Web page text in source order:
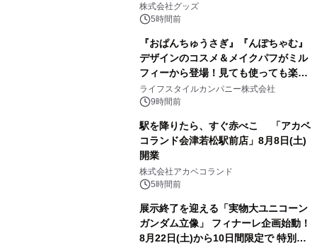
株式会社グッズ
5時間前
『おぱんちゅうさぎ』『んぽちゃむ』
デザインのコスメ＆メイクパフがミル
フィーから登場！見ても使っても楽し
い、ポップでキュートなコレクショ
ン。
ライフスタイルカンパニー株式会社
9時間前
駅を降りたら、すぐ赤べこ 「アカベ
コランド会津若松駅前店」8月8日(土)
開業
株式会社アカベコランド
5時間前
展示終了を迎える「実物大ユニコーン
ガンダム立像」 フィナーレ企画始動！
8月22日(土)から10日間限定で 特別映